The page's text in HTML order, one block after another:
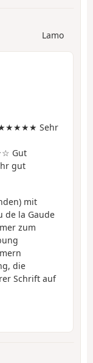
Lamo
Sehr
Gut
gut
mit
de la Gaude
zum
die
Schrift auf